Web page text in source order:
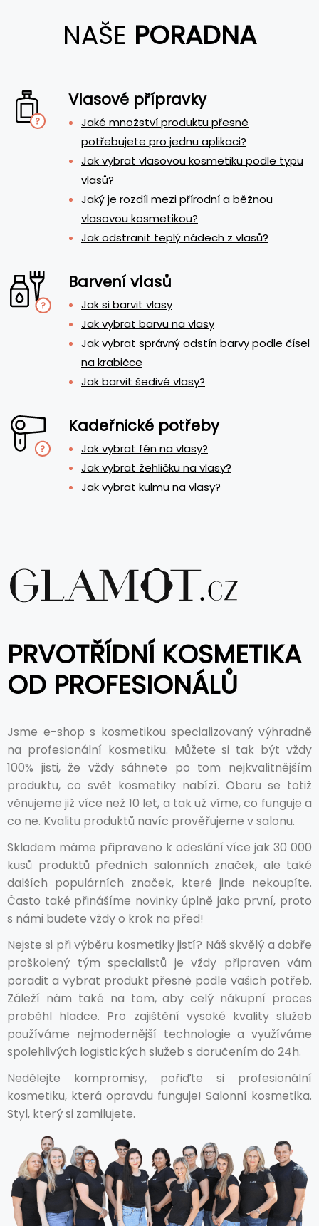
NAŠE PORADNA
Vlasové přípravky
Jaké množství produktu přesně
potřebujete pro jednu aplikaci?
Jak vybrat vlasovou kosmetiku podle typu
vlasů?
Jaký je rozdíl mezi přírodní a běžnou
vlasovou kosmetikou?
Jak odstranit teplý nádech z vlasů?
Barvení vlasů
Jak si barvit vlasy
Jak vybrat barvu na vlasy
Jak vybrat správný odstín barvy podle čísel
na krabičce
Jak barvit šedivé vlasy?
Kadeřnické potřeby
Jak vybrat fén na vlasy?
Jak vybrat žehličku na vlasy?
Jak vybrat kulmu na vlasy?
PRVOTŘÍDNÍ KOSMETIKA
OD PROFESIONÁLŮ
Jsme e-shop s kosmetikou specializovaný výhradně
na profesionální kosmetiku. Můžete si tak být vždy
100% jisti, že vždy sáhnete po tom nejkvalitnějším
produktu, co svět kosmetiky nabízí. Oboru se totiž
věnujeme již více než 10 let, a tak už víme, co funguje a
co ne. Kvalitu produktů navíc prověřujeme v salonu.
Skladem máme připraveno k odeslání více jak 30 000
kusů produktů předních salonních značek, ale také
dalších populárních značek, které jinde nekoupíte.
Často také přinášíme novinky úplně jako první, proto
s námi budete vždy o krok na před!
Nejste si při výběru kosmetiky jistí? Náš skvělý a dobře
proškolený tým specialistů je vždy připraven vám
poradit a vybrat produkt přesně podle vašich potřeb.
Záleží nám také na tom, aby celý nákupní proces
proběhl hladce. Pro zajištění vysoké kvality služeb
používáme nejmodernější technologie a využíváme
spolehlivých logistických služeb s doručením do 24h.
Nedělejte kompromisy, pořiďte si profesionální
kosmetiku, která opravdu funguje! Salonní kosmetika.
Styl, který si zamilujete.